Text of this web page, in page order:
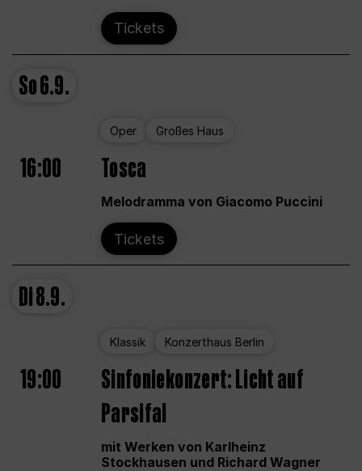
Tickets
So6.9.
Oper Großes Haus
16:00 Tosca
Melodramma von Giacomo Puccini
Tickets
Di8.9.
Klassik Konzerthaus Berlin
19:00
Sinfoniekonzert: Licht auf
Parsifal
mit Werken von Karlheinz
Stockhausen und Richard Wagner